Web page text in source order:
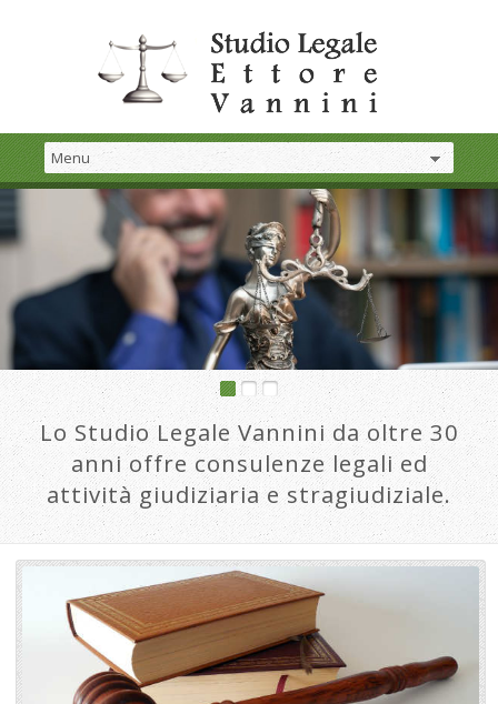
Lo Studio Legale Vannini da oltre 30
anni offre consulenze legali ed
attività giudiziaria e stragiudiziale.